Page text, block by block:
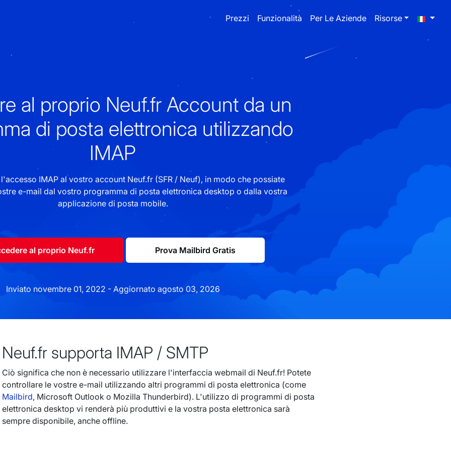
Prezzi Funzionalità Per Le Aziende Risorse
al proprio Neuf.fr Account da un
di posta elettronica utilizzando
IMAP
IMAP al vostro account Neuf.fr (SFR / Neuf), in modo che possiate
e-mail dal vostro programma di posta elettronica desktop o dalla vostra
applicazione di posta mobile.
al proprio Neuf.fr Prova Mailbird Gratis
Inviato novembre 01, 2022 - Aggiornato agosto 03, 2026
Neuf.fr supporta IMAP / SMTP
Ciò significa che non è necessario utilizzare l'interfaccia webmail di Neuf.fr! Potete
controllare le vostre e-mail utilizzando altri programmi di posta elettronica (come
Mailbird, Microsoft Outlook o Mozilla Thunderbird). L'utilizzo di programmi di posta
elettronica desktop vi renderà più produttivi e la vostra posta elettronica sarà
sempre disponibile, anche offline.